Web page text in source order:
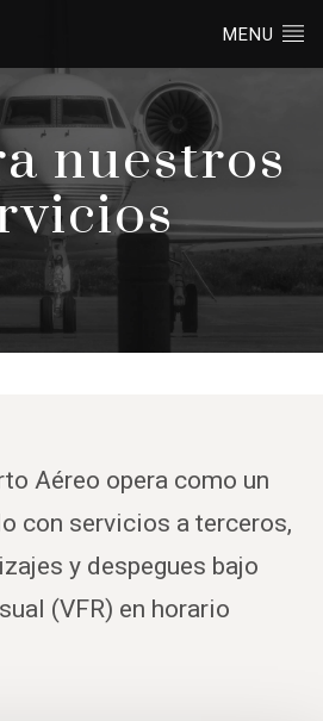
MENU
nuestros
Aéreo opera como un
con servicios a terceros,
y despegues bajo
(VFR) en horario